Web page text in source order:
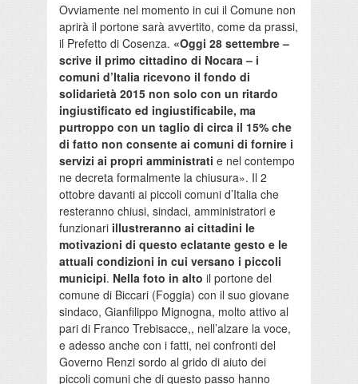
Ovviamente nel momento in cui il Comune non
aprirà il portone sarà avvertito, come da prassi,
il Prefetto di Cosenza. «Oggi 28 settembre –
scrive il primo cittadino di Nocara – i
comuni d’Italia ricevono il fondo di
solidarietà 2015 non solo con un ritardo
ingiustificato ed ingiustificabile, ma
purtroppo con un taglio di circa il 15% che
di fatto non consente ai comuni di fornire i
servizi ai propri amministrati e nel contempo
ne decreta formalmente la chiusura». Il 2
ottobre davanti ai piccoli comuni d’Italia che
resteranno chiusi, sindaci, amministratori e
funzionari illustreranno ai cittadini le
motivazioni di questo eclatante gesto e le
attuali condizioni in cui versano i piccoli
municipi. Nella foto in alto il portone del
comune di Biccari (Foggia) con il suo giovane
sindaco, Gianfilippo Mignogna, molto attivo al
pari di Franco Trebisacce,, nell’alzare la voce,
e adesso anche con i fatti, nei confronti del
Governo Renzi sordo al grido di aiuto dei
piccoli comuni che di questo passo hanno